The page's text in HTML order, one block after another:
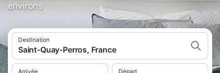
environs
Destination
Saint-Quay-Perros, France
Arrivée Départ